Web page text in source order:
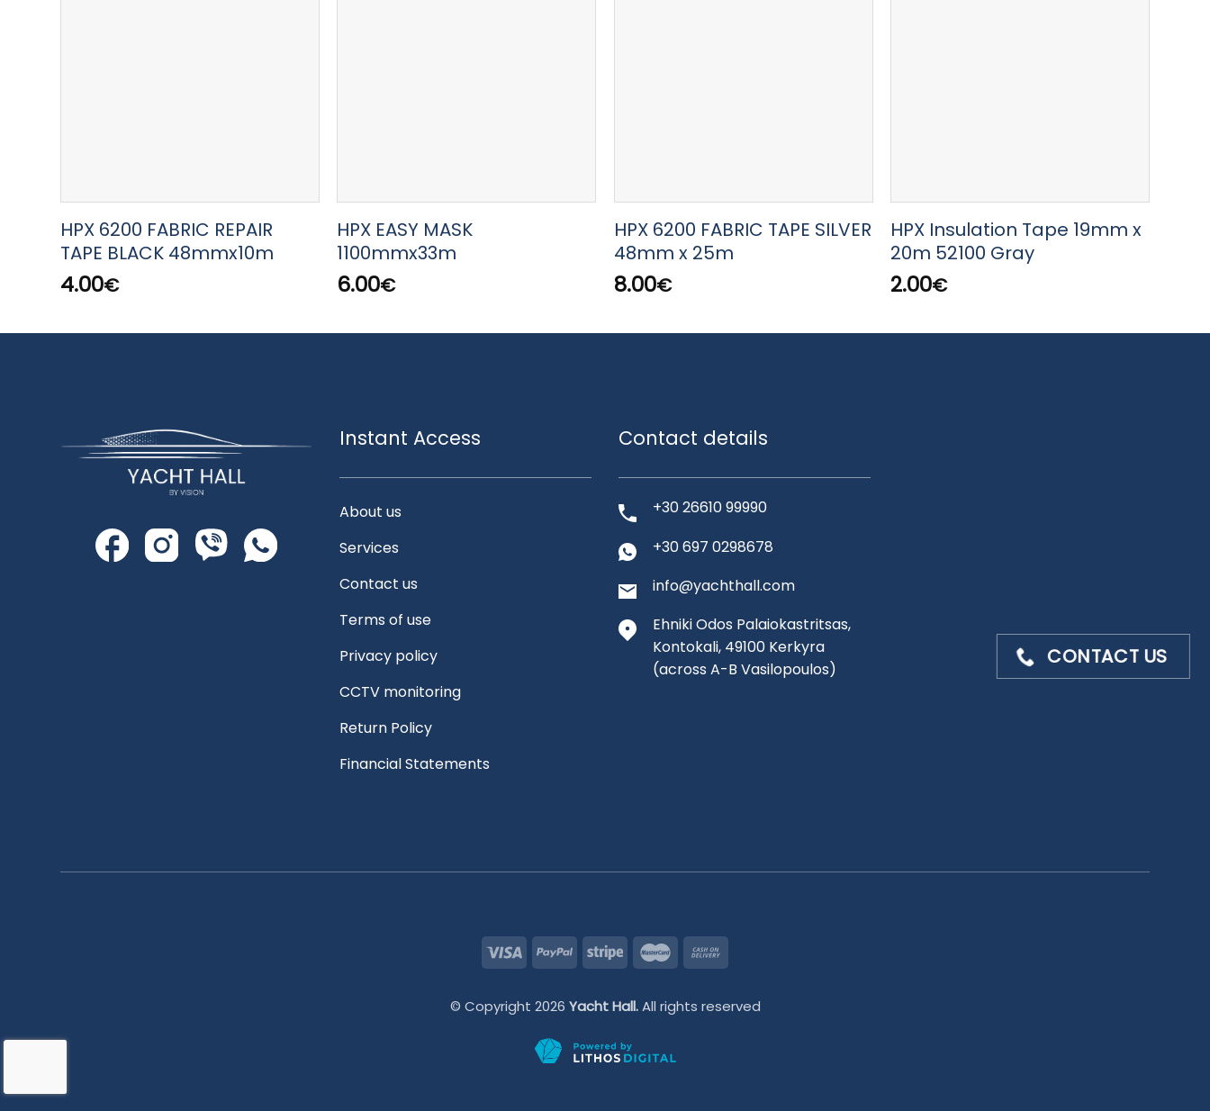
HPX 6200 FABRIC REPAIR
TAPE BLACK 48mmx10m
4.00€
HPX EASY MASK
1100mmx33m
6.00€
HPX 6200 FABRIC TAPE SILVER
48mm x 25m
8.00€
HPX Insulation Tape 19mm x
20m 52100 Gray
2.00€
Instant Access
About us
Services
Contact us
Terms of use
Privacy policy
CCTV monitoring
Return Policy
Financial Statements
Contact details
+30 26610 99990
+30 697 0298678
info@yachthall.com
Ehniki Odos Palaiokastritsas,
Kontokali, 49100 Kerkyra
(across A-B Vasilopoulos)
© Copyright 2026 Yacht Hall.All rights reserved
CONTACT US